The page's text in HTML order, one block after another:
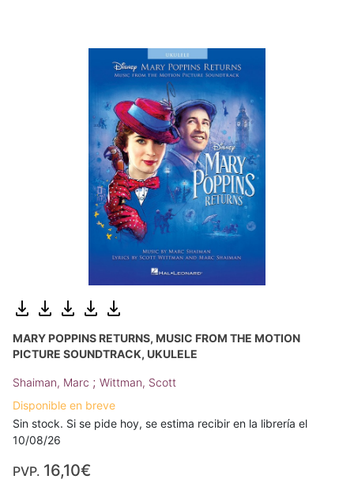
MARY POPPINS RETURNS, MUSIC FROM THE MOTION
PICTURE SOUNDTRACK, UKULELE
Shaiman, Marc ; Wittman, Scott
Disponible en breve
Sin stock. Si se pide hoy, se estima recibir en la librería el
10/08/26
PVP. 16,10€